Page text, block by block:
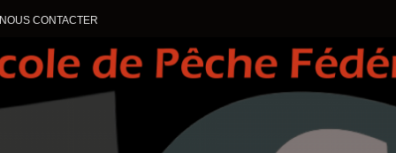
NOUS CONTACTER